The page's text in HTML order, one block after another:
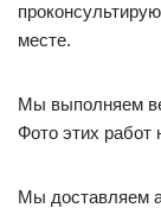
месте.
Мы выполняем
Фото этих работ
Мы доставляем